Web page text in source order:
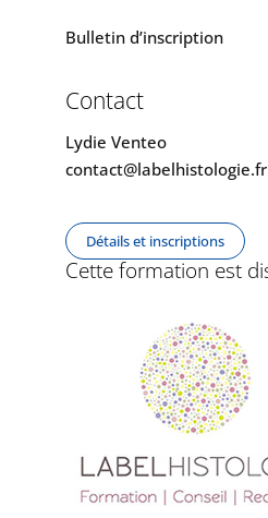
Bulletin d’inscription
Contact
Lydie Venteo
contact@labelhistologie.fr
Détails et inscriptions
Cette formation est